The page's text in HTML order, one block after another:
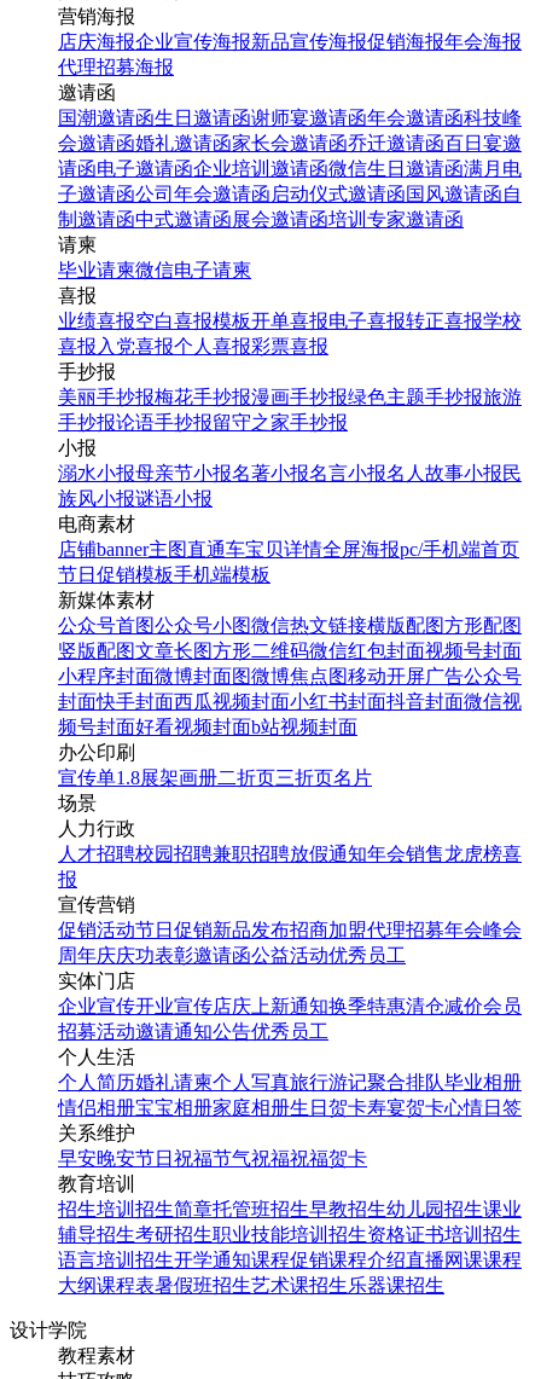
营销海报
店庆海报企业宣传海报新品宣传海报促销海报年会海报
代理招募海报
邀请函
国潮邀请函生日邀请函谢师宴邀请函年会邀请函科技峰
会邀请函婚礼邀请函家长会邀请函乔迁邀请函百日宴邀
请函电子邀请函企业培训邀请函微信生日邀请函满月电
子邀请函公司年会邀请函 启动仪式邀请函国风邀请函自
制邀请函中式邀请函展会邀请函培训专家邀请函
请柬
毕业请柬微信电子请柬
喜报
业绩喜报空白喜报模板开单喜报电子喜报转正喜报学校
喜报 入党喜报个人喜报彩票喜报
手抄报
美丽手抄报梅花手抄报漫画手抄报绿色主题手抄报旅游
手抄报论语手抄报留守之家手抄报
小报
溺水小报母亲节小报名著小报名言小报名人故事小报民
族风小报谜语小报
电商素材
店铺banner主图直通车宝贝详情全屏海报pc/手机端首页
节日促销模板手机端模板
新媒体素材
公众号首图公众号小图微信热文链接横版配图方形配图
竖版配图文章长图方形二维码微信红包封面视频号封面
小程序封面微博封面图微博焦点图移动开屏广告公众号
封面快手封面西瓜视频封面小红书封面抖音封面微信视
频号封面好看视频封面b站视频封面
办公印刷
宣传单1.8展架画册二折页三折页名片
场景
人力行政
人才招聘校园招聘兼职招聘放假通知年会销售龙虎榜喜
报
宣传营销
促销活动节日促销新品发布招商加盟代理招募年会峰会
周年庆庆功表彰邀请函公益活动优秀员工
实体门店
企业宣传开业宣传店庆 上新通知换季特惠清仓减价会员
招募活动邀请通知公告优秀员工
个人生活
个人简历婚礼请柬个人写真旅行游记聚合排队毕业相册
情侣相册宝宝相册家庭相册生日贺卡寿宴贺卡心情日签
关系维护
早安晚安节日祝福节气祝福祝福贺卡
教育培训
招生培训 招生简章托管班招生早教招生幼儿园招生课业
辅导招生考研招生职业技能培训招生资格证书培训招生
语言培训招生开学通知课程促销课程介绍直播网课课程
大纲课程表暑假班招生艺术课招生乐器课招生
设计学院
教程素材